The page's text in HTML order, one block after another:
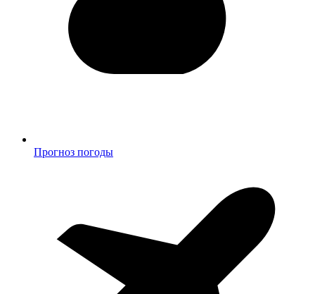
Прогноз погоды